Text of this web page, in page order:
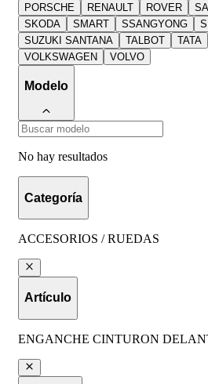
PORSCHE
RENAULT ROVER
SKODA
SMART SSANGYONG
SUZUKI SANTANA
TALBOT TATA
VOLKSWAGEN
VOLVO
Modelo
No hay resultados
Categoría
ACCESORIOS / RUEDAS
Artículo
ENGANCHE CINTURON